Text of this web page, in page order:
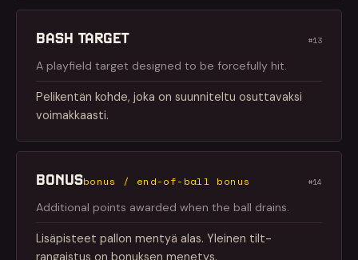
BASH TARGET #13
A playfield target designed to be forcefully hit.
Pelikentän kohde, joka on suunniteltu osuttavaksi
voimakkaasti.
BONUSbonus / end-of-ball bonus #14
Additional points awarded when the ball drains.
Lisäpisteet pallon mentyä alas. Yleinen tilt-
rangaistus on bonuksen menetys.